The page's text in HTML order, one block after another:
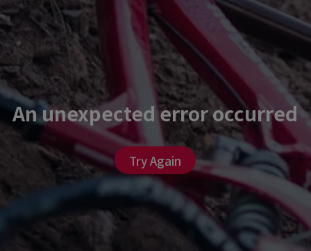
An unexpected error occurred
Try Again